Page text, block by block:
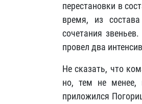
перестановки в
время, из
сочетания
провел два
Не сказать, что
но, тем не менее,
приложился